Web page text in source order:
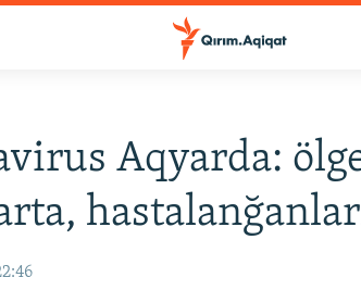
Aqyarda:
arta,